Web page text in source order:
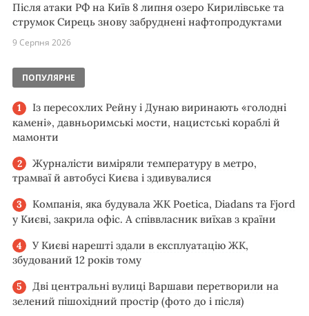
Після атаки РФ на Київ 8 липня озеро Кирилівське та
струмок Сирець знову забруднені нафтопродуктами
9 Серпня 2026
ПОПУЛЯРНЕ
Із пересохлих Рейну і Дунаю виринають «голодні
камені», давньоримські мости, нацистські кораблі й
мамонти
Журналісти виміряли температуру в метро,
трамваї й автобусі Києва і здивувалися
Компанія, яка будувала ЖК Poetica, Diadans та Fjord
у Києві, закрила офіс. А співвласник виїхав з країни
У Києві нарешті здали в експлуатацію ЖК,
збудований 12 років тому
Дві центральні вулиці Варшави перетворили на
зелений пішохідний простір (фото до і після)